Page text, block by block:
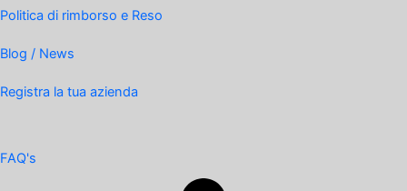
Politica di rimborso e Reso
Blog / News
Registra la tua azienda
FAQ's